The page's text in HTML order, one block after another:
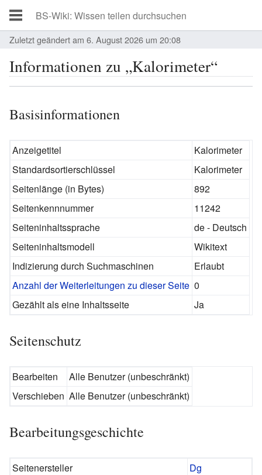
Zuletzt geändert am 6. August 2026 um 20:08
Informationen zu „Kalorimeter“
Basisinformationen
Anzeigetitel
Kalorimeter
Standardsortierschlüssel
Kalorimeter
Seitenlänge (in Bytes)
892
Seitenkennnummer
11242
Seiteninhaltssprache
de - Deutsch
Seiteninhaltsmodell
Wikitext
Indizierung durch Suchmaschinen
Erlaubt
Anzahl der Weiterleitungen zu dieser Seite 0
Gezählt als eine Inhaltsseite
Ja
Seitenschutz
Bearbeiten
Alle Benutzer (unbeschränkt)
Verschieben Alle Benutzer (unbeschränkt)
Bearbeitungsgeschichte
Seitenersteller
Dg